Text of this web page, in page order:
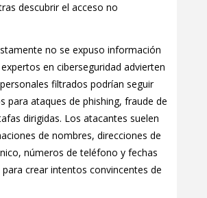
descubrir el acceso no
no se expuso información
en ciberseguridad advierten
filtrados podrían seguir
para ataques de phishing, fraude de
dirigidas. Los atacantes suelen
de nombres, direcciones de
números de teléfono y fechas
crear intentos convincentes de